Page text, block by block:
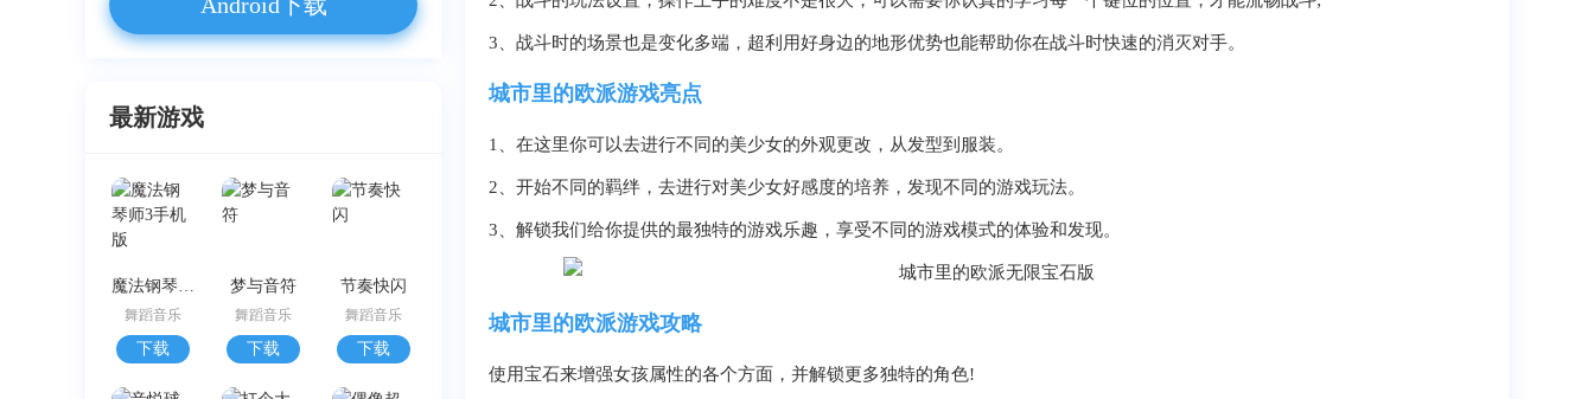
最新游戏
魔法钢琴师3手机版
舞蹈音乐
下载
梦与音符
舞蹈音乐
下载
节奏快闪
舞蹈音乐
下载
3、战斗时的场景也是变化多端，超利用好身边的地形优势也能帮助你在战斗时快速的消灭对手。
城市里的欧派游戏亮点
1、在这里你可以去进行不同的美少女的外观更改，从发型到服装。
2、开始不同的羁绊，去进行对美少女好感度的培养，发现不同的游戏玩法。
3、解锁我们给你提供的最独特的游戏乐趣，享受不同的游戏模式的体验和发现。
城市里的欧派游戏攻略
使用宝石来增强女孩属性的各个方面，并解锁更多独特的角色!